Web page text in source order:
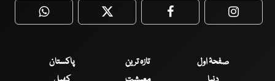
WhatsApp Twitter Facebook
صفحۂ اول تازہ ترین
پاکستان